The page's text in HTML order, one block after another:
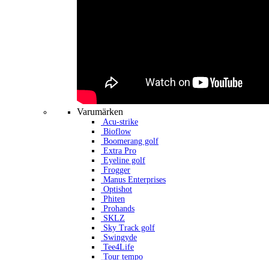
Varumärken
Acu-strike
Bioflow
Boomerang golf
Extra Pro
Eyeline golf
Frogger
Manus Enterprises
Optishot
Phiten
Prohands
SKLZ
Sky Track golf
Swingyde
Tee4Life
Tour tempo